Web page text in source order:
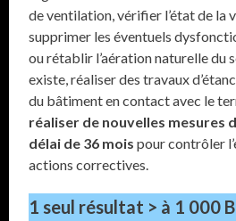
de ventilation, vérifier l’état de la
supprimer les éventuels
ou rétablir l’aération naturelle du
existe, réaliser des travaux
du bâtiment en contact avec le
réaliser de nouvelles mesures
délai de 36 mois pour contrôler
actions correctives.
1 seul résultat > à 1 000